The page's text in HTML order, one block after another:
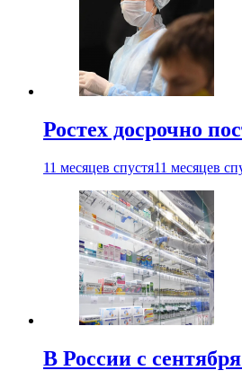
Ростех досрочно
11 месяцев спустя11 месяцев
В России с